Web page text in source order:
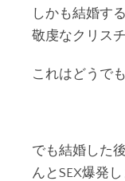
しかも結婚す
敬虔なクリス
これはどうで
でも結婚した
んとSEX爆発